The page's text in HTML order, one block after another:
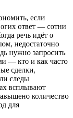
если
ответ — сотни
речь идёт о
недостаточно
нужно запросить
— кто и как часто
сделки,
следы
всплывают
количество
для